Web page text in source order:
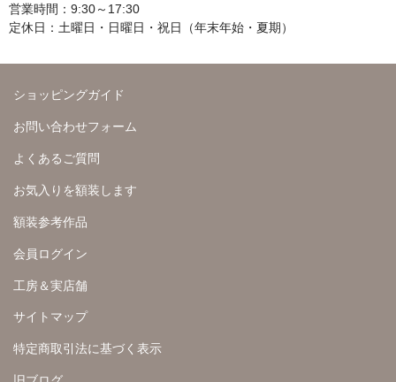
営業時間：9:30～17:30
定休日：土曜日・日曜日・祝日（年末年始・夏期）
ショッピングガイド
お問い合わせフォーム
よくあるご質問
お気入りを額装します
額装参考作品
会員ログイン
工房＆実店舗
サイトマップ
特定商取引法に基づく表示